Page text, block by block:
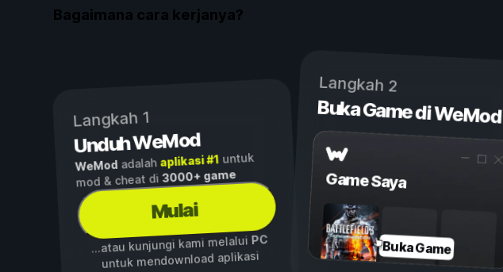
Bagaimana cara kerjanya?
Langkah 1
Unduh WeMod
WeMod adalah aplikasi #1untuk
mod & cheat di3000+ game
Mulai
...atau kunjungi kami melalui PC
untuk mendownload aplikasi
Langkah 2
Buka Game di WeMod
Game Saya
Buka Game